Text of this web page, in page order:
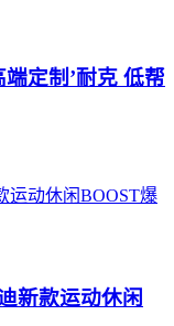
定制’耐克 低帮
新款运动休闲